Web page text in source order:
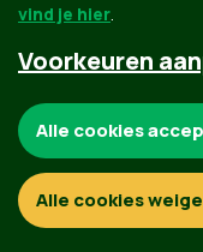
vind je hier.
Voorkeuren
Functionele en
Alle cookies
Alle cookies